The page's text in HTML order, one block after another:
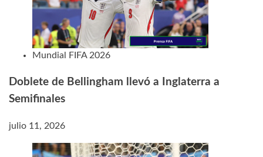
Mundial FIFA 2026
Doblete de Bellingham llevó a Inglaterra a
Semifinales
julio 11, 2026